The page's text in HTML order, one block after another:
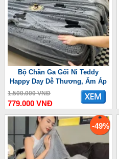
Bộ Chăn Ga Gối Nỉ Teddy
Happy Day Dễ Thương, Ấm Áp
1.500.000 VNĐ
779.000 VNĐ
-49%